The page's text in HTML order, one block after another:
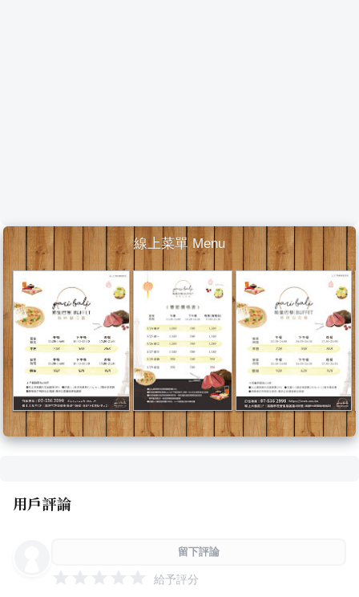
線上菜單 Menu
用戶評論
留下評論
給予評分